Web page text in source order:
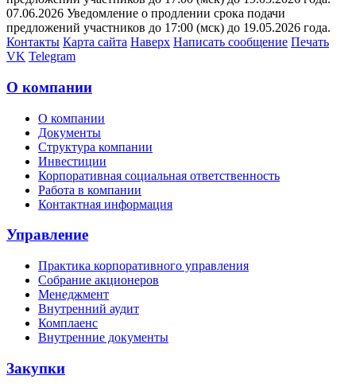
07.06.2026 Уведомление о продлении срока подачи
предложений участников до 17:00 (мск) до 19.05.2026 года.
Контакты Карта сайта Наверх Написать сообщение Печать
VK Telegram
О компании
О компании
Документы
Структура компании
Инвестиции
Корпоративная социальная ответственность
Работа в компании
Контактная информация
Управление
Практика корпоративного управления
Собрание акционеров
Менеджмент
Внутренний аудит
Комплаенс
Внутренние документы
Закупки